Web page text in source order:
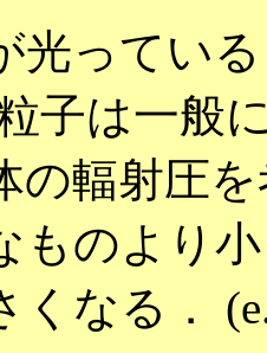
光ってい
子は一般
の輻射圧
ものより
なる．